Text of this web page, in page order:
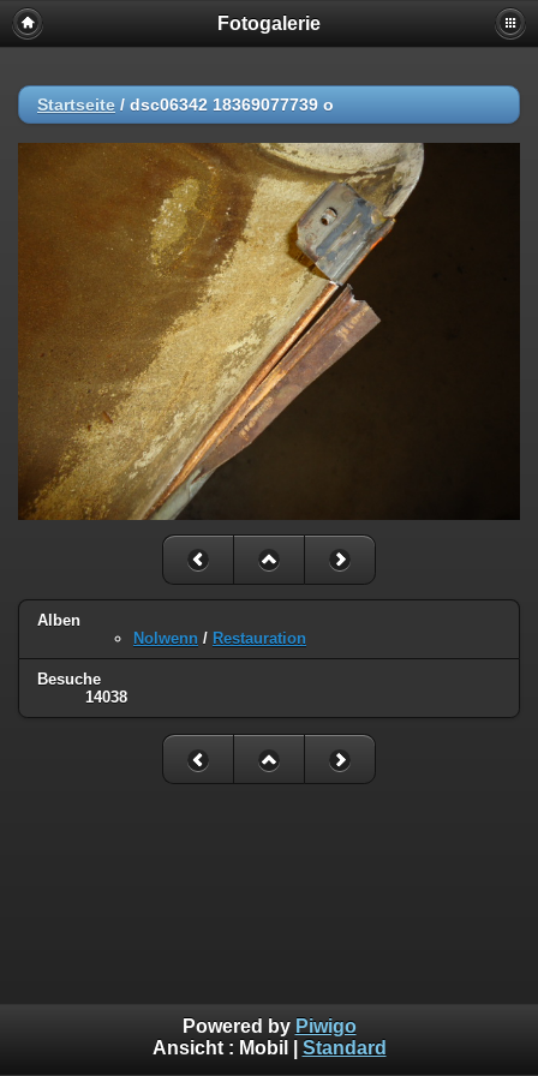
Fotogalerie
Startseite / dsc06342 18369077739 o
Alben
Nolwenn / Restauration
Besuche
14038
Powered by Piwigo
Ansicht : Mobil Standard